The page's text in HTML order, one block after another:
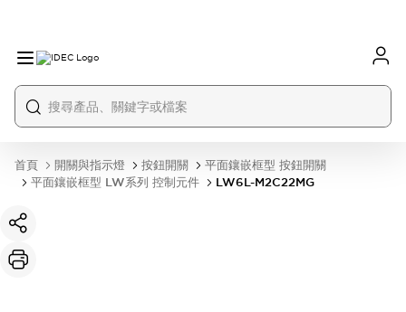
首頁 開關與指示燈 按鈕開關
平面鑲嵌框型 按鈕開關
平面鑲嵌框型 LW系列 控制元件
LW6L-M2C22MG